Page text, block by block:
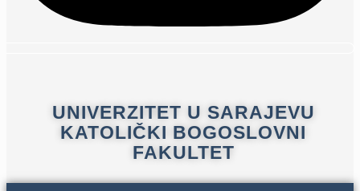
UNIVERZITET U SARAJEVU
KATOLIČKI BOGOSLOVNI
FAKULTET